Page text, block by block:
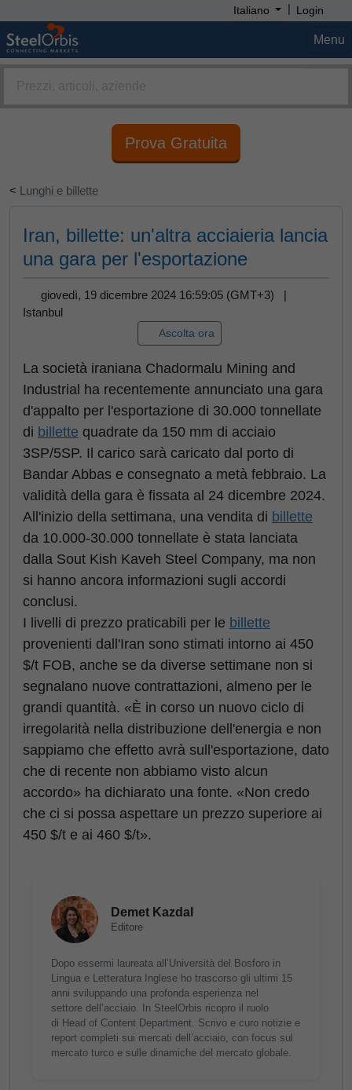
Italiano | Login
Menu
Prova Gratuita
< Lunghi e billette
Iran, billette: un'altra acciaieria lancia
una gara per l'esportazione
giovedì, 19 dicembre 2024 16:59:05 (GMT+3) |
Istanbul
Ascolta ora
La società iraniana Chadormalu Mining and
Industrial ha recentemente annunciato una gara
d'appalto per l'esportazione di 30.000 tonnellate
di billette quadrate da 150 mm di acciaio
3SP/5SP. Il carico sarà caricato dal porto di
Bandar Abbas e consegnato a metà febbraio. La
validità della gara è fissata al 24 dicembre 2024.
All'inizio della settimana, una vendita di billette
da 10.000-30.000 tonnellate è stata lanciata
dalla Sout Kish Kaveh Steel Company, ma non
si hanno ancora informazioni sugli accordi
conclusi.
I livelli di prezzo praticabili per le billette
provenienti dall'Iran sono stimati intorno ai 450
$/t FOB, anche se da diverse settimane non si
segnalano nuove contrattazioni, almeno per le
grandi quantità. «È in corso un nuovo ciclo di
irregolarità nella distribuzione dell'energia e non
sappiamo che effetto avrà sull'esportazione, dato
che di recente non abbiamo visto alcun
accordo» ha dichiarato una fonte. «Non credo
che ci si possa aspettare un prezzo superiore ai
450 $/t e ai 460 $/t».
Demet Kazdal
Editore
Dopo essermi laureata all’Università del Bosforo in
Lingua e Letteratura Inglese ho trascorso gli ultimi 15
anni sviluppando una profonda esperienza nel
settore dell’acciaio. In SteelOrbis ricopro il ruolo
di Head of Content Department. Scrivo e curo notizie e
report completi sui mercati dell’acciaio, con focus sul
mercato turco e sulle dinamiche del mercato globale.